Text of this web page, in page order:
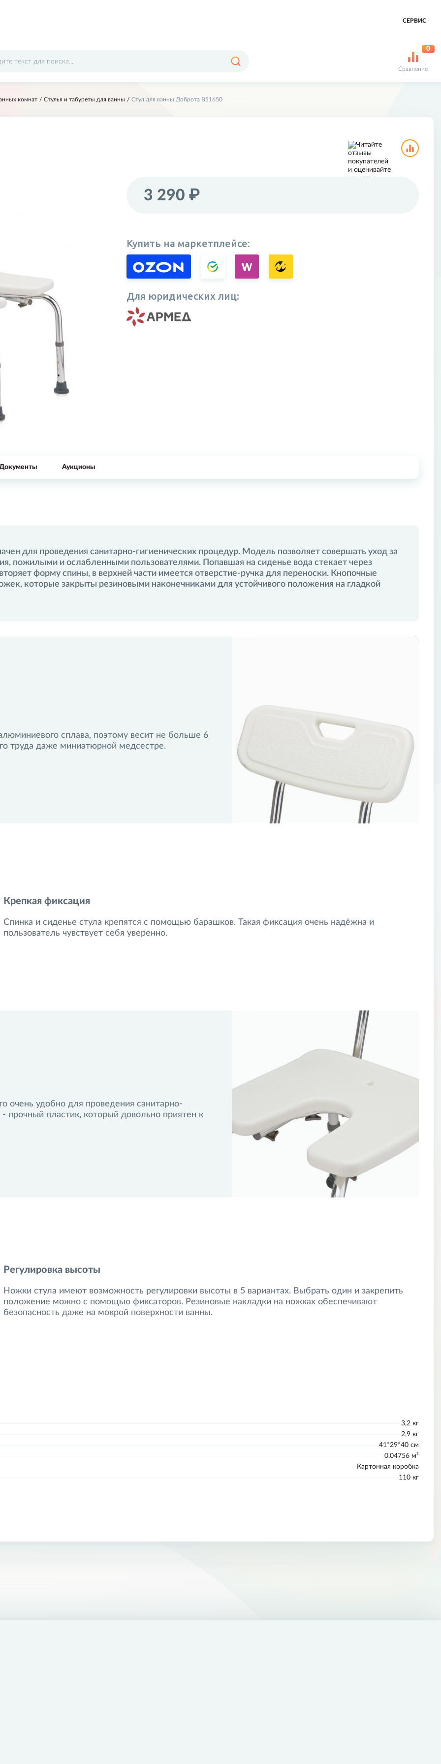
СЕРВИС
Сравнение
0
комнат Стулья и табуреты для ванны Стул для ванны Доброта B51650
3 290 ₽
Купить на маркетплейсе:
Для юридических лиц:
Аукционы
для проведения санитарно-гигиенических процедур. Модель позволяет совершать уход за
пожилыми и ослабленными пользователями. Попавшая на сиденье вода стекает через
форму спины, в верхней части имеется отверстие-ручка для переноски. Кнопочные
которые закрыты резиновыми наконечниками для устойчивого положения на гладкой
сплава, поэтому весит не больше 6
труда даже миниатюрной медсестре.
Крепкая фиксация
Спинка и сиденье стула крепятся с помощью барашков. Такая фиксация очень надёжна и
пользователь чувствует себя уверенно.
очень удобно для проведения санитарно-
прочный пластик, который довольно приятен к
Регулировка высоты
Ножки стула имеют возможность регулировки высоты в 5 вариантах. Выбрать один и закрепить
положение можно с помощью фиксаторов. Резиновые накладки на ножках обеспечивают
безопасность даже на мокрой поверхности ванны.
3,2 кг
2,9 кг
41*29*40 см
0.04756 м³
Картонная коробка
110 кг
Картонная коробка
360х400 мм
Да
На спинке
Ручка для переноски. Регулировка по высоте. Удобная спинка. Гигиенический вырез в
Ваш город Москва
Пункты выдачи
пункт выдачи заказов DPD
Отправить